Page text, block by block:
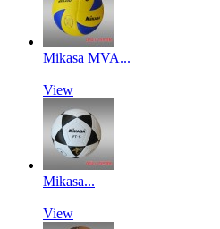
Mikasa MVA...
View
Mikasa...
View